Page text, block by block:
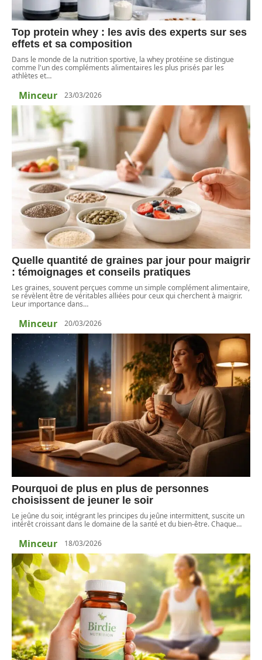
Top protein whey : les avis des experts sur ses
effets et sa composition
Dans le monde de la nutrition sportive, la whey protéine se distingue
comme l'un des compléments alimentaires les plus prisés par les
athlètes et…
Minceur 23/03/2026
Quelle quantité de graines par jour pour maigrir
: témoignages et conseils pratiques
Les graines, souvent perçues comme un simple complément alimentaire,
se révèlent être de véritables alliées pour ceux qui cherchent à maigrir.
Leur importance dans…
Minceur 20/03/2026
Pourquoi de plus en plus de personnes
choisissent de jeuner le soir
Le jeûne du soir, intégrant les principes du jeûne intermittent, suscite un
intérêt croissant dans le domaine de la santé et du bien-être. Chaque…
Minceur 18/03/2026